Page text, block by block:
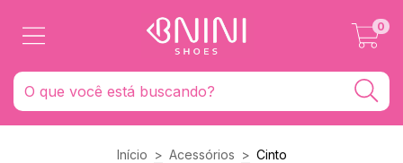
0
Início > Acessórios > Cinto